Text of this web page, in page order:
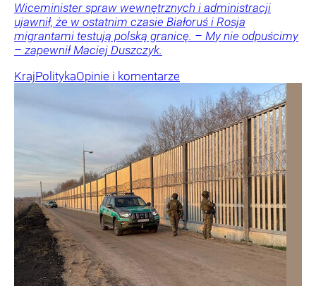
Wiceminister spraw wewnętrznych i administracji
ujawnił, że w ostatnim czasie Białoruś i Rosja
migrantami testują polską granicę. – My nie odpuścimy
– zapewnił Maciej Duszczyk.
KrajPolitykaOpinie i komentarze